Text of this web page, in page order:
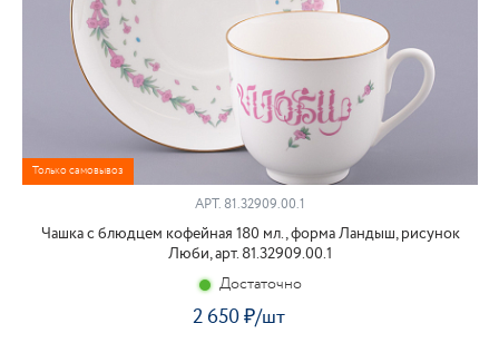
Только самовывоз
АРТ. 81.32909.00.1
Чашка с блюдцем кофейная 180 мл., форма Ландыш, рисунок
Люби, арт. 81.32909.00.1
Достаточно
2 650₽/шт